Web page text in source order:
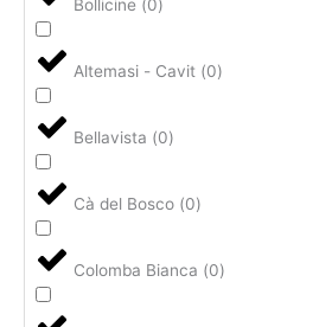
Bollicine (0)
Altemasi - Cavit (0)
Bellavista (0)
Cà del Bosco (0)
Colomba Bianca (0)